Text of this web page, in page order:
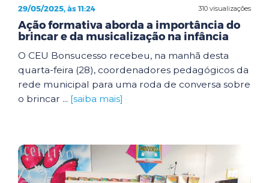
310 visualizações
29/05/2025, às 11:24
Ação formativa aborda a importância do
brincar e da musicalização na infância
O CEU Bonsucesso recebeu, na manhã desta
quarta-feira (28), coordenadores pedagógicos da
rede municipal para uma roda de conversa sobre
o brincar ... [saiba mais]